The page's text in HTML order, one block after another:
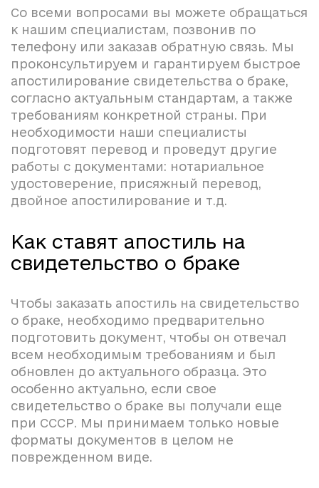
Со всеми вопросами вы можете обращаться
к нашим специалистам, позвонив по
телефону или заказав обратную связь. Мы
проконсультируем и гарантируем быстрое
апостилирование свидетельства о браке,
согласно актуальным стандартам, а также
требованиям конкретной страны. При
необходимости наши специалисты
подготовят перевод и проведут другие
работы с документами: нотариальное
удостоверение, присяжный перевод,
двойное апостилирование и т.д.
Как ставят апостиль на
свидетельство о браке
Чтобы заказать апостиль на свидетельство
о браке, необходимо предварительно
подготовить документ, чтобы он отвечал
всем необходимым требованиям и был
обновлен до актуального образца. Это
особенно актуально, если свое
свидетельство о браке вы получали еще
при СССР. Мы принимаем только новые
форматы документов в целом не
поврежденном виде.